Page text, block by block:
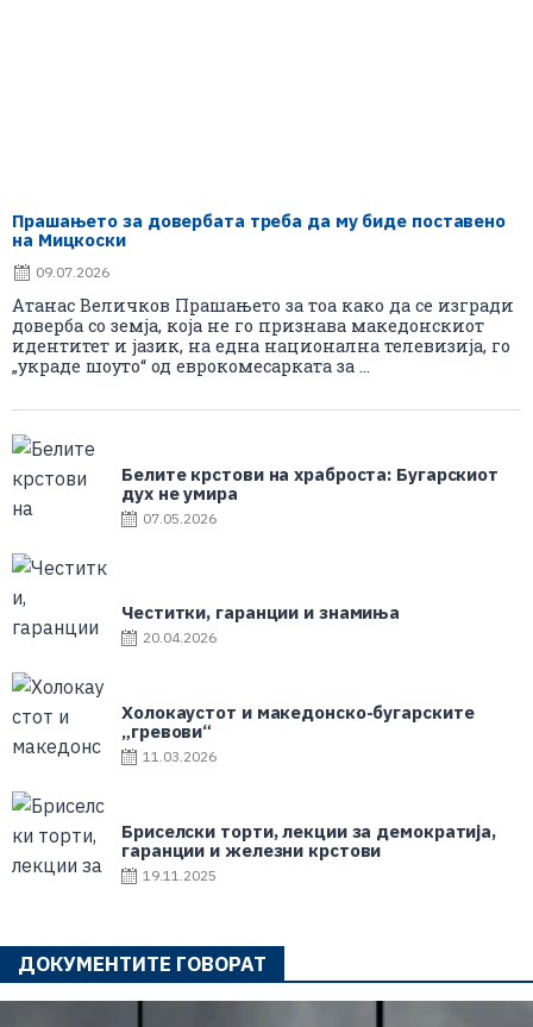
Прашањето за довербата треба да му биде поставено
на Мицкоски
09.07.2026
Атанас Величков Прашањето за тоа како да се изгради
доверба со земја, која не го признава македонскиот
идентитет и јазик, на една национална телевизија, го
„украде шоуто“ од еврокомесарката за ...
Белите крстови на храброста: Бугарскиот
дух не умира
07.05.2026
Честитки, гаранции и знамиња
20.04.2026
Холокаустот и македонско-бугарските
„гревови“
11.03.2026
Бриселски торти, лекции за демократија,
гаранции и железни крстови
19.11.2025
ДОКУМЕНТИТЕ ГОВОРАТ